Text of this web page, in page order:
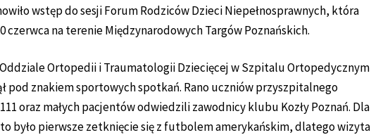
wstęp do sesji Forum Rodziców Dzieci Niepełnosprawnych, która
czerwca na terenie Międzynarodowych Targów Poznańskich.
Ortopedii i Traumatologii Dziecięcej w Szpitalu Ortopedycznym
pod znakiem sportowych spotkań. Rano uczniów przyszpitalnego
oraz małych pacjentów odwiedzili zawodnicy klubu Kozły Poznań. Dla
było pierwsze zetknięcie się z futbolem amerykańskim, dlatego wizyta